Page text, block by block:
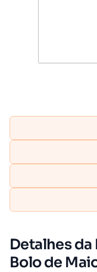
Detalhes da
Bolo de